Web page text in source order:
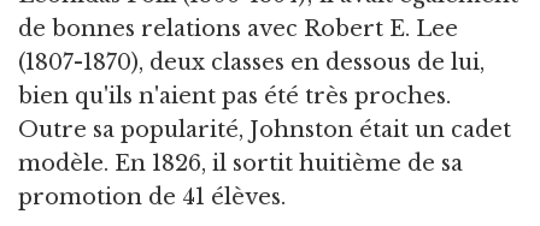
de bonnes relations avec Robert E. Lee
(1807-1870), deux classes en dessous de lui,
bien qu'ils n'aient pas été très proches.
Outre sa popularité, Johnston était un cadet
modèle. En 1826, il sortit huitième de sa
promotion de 41 élèves.